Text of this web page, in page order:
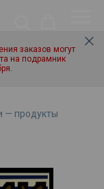
заказов могут
на подрамник
— продукты